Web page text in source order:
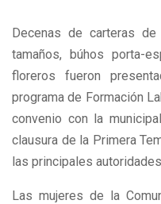
Decenas de carteras
tamaños, búhos porta-
floreros fueron
programa de Formación
convenio con la
clausura de la Primera
las principales
Las mujeres de la